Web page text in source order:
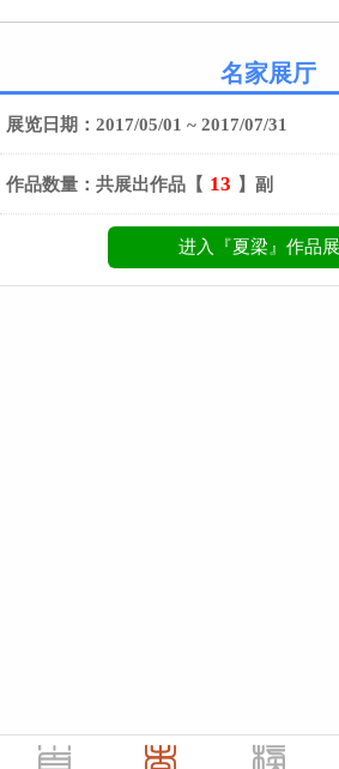
名家展厅
展览日期：2017/05/01 ~ 2017/07/31
作品数量：共展出作品【 13 】副
进入『夏梁』作品